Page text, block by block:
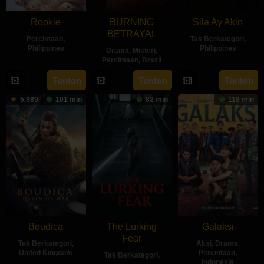
Rookie
Percintaan,
Philippines
4
Aug
2023
Samantha
Lee
Tonton
BURNING
BETRAYAL
Drama, Misteri ,
Percintaan, Brazil
25
Oct
2023
Diego
Freitas
Tonton
Sila Ay Akin
Tak Berkategori ,
Philippines
27
Oct
2023
Mac
Alejandre
Tonton
5.989 101 min
Boudica
Tak Berkategori ,
United Kingdom
82 min
The Lurking
Fear
Tak Berkategori ,
118 min
Galaksi
Aksi , Drama,
Percintaan,
Indonesia